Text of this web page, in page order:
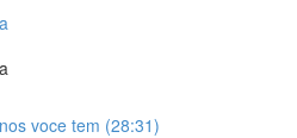
voce tem (28:31)